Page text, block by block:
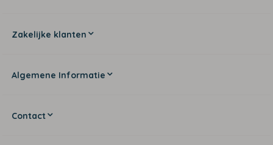
Zakelijke klanten
Algemene Informatie
Contact